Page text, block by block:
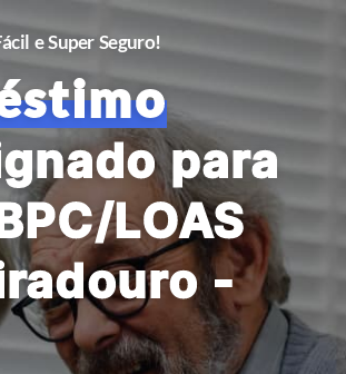
e Super Seguro!
para
LOAS
-